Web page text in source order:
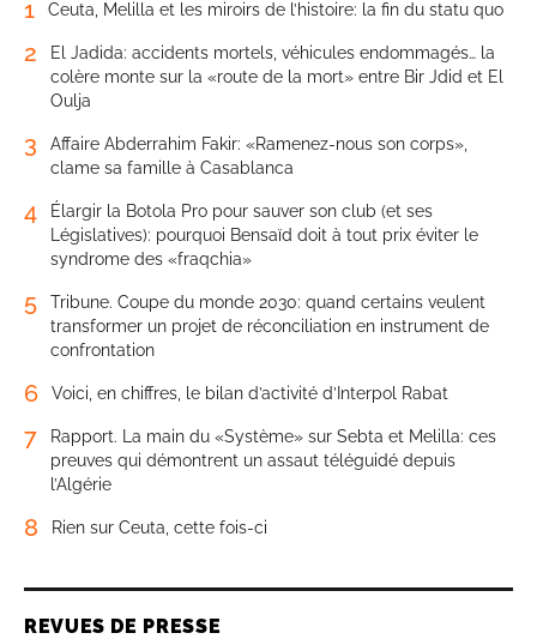
1 Ceuta, Melilla et les miroirs de l’histoire: la fin du statu quo
2
El Jadida: accidents mortels, véhicules endommagés… la
colère monte sur la «route de la mort» entre Bir Jdid et El
Oulja
3
Affaire Abderrahim Fakir: «Ramenez-nous son corps»,
clame sa famille à Casablanca
4
Élargir la Botola Pro pour sauver son club (et ses
Législatives): pourquoi Bensaïd doit à tout prix éviter le
syndrome des «fraqchia»
5
Tribune. Coupe du monde 2030: quand certains veulent
transformer un projet de réconciliation en instrument de
confrontation
6 Voici, en chiffres, le bilan d’activité d’Interpol Rabat
7
Rapport. La main du «Système» sur Sebta et Melilla: ces
preuves qui démontrent un assaut téléguidé depuis
l’Algérie
8 Rien sur Ceuta, cette fois-ci
REVUES DE PRESSE